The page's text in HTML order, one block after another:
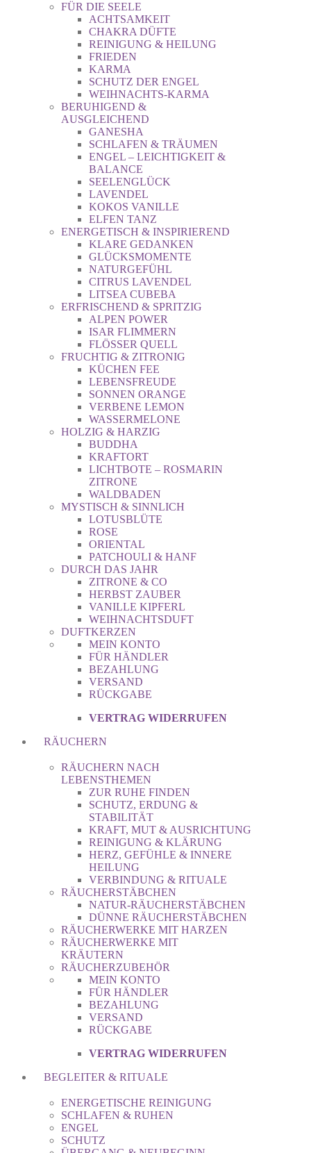
FÜR DIE SEELE
ACHTSAMKEIT
CHAKRA DÜFTE
REINIGUNG & HEILUNG
FRIEDEN
KARMA
SCHUTZ DER ENGEL
WEIHNACHTS-KARMA
BERUHIGEND &
AUSGLEICHEND
GANESHA
SCHLAFEN & TRÄUMEN
ENGEL – LEICHTIGKEIT &
BALANCE
SEELENGLÜCK
LAVENDEL
KOKOS VANILLE
ELFEN TANZ
ENERGETISCH & INSPIRIEREND
KLARE GEDANKEN
GLÜCKSMOMENTE
NATURGEFÜHL
CITRUS LAVENDEL
LITSEA CUBEBA
ERFRISCHEND & SPRITZIG
ALPEN POWER
ISAR FLIMMERN
FLÖSSER QUELL
FRUCHTIG & ZITRONIG
KÜCHEN FEE
LEBENSFREUDE
SONNEN ORANGE
VERBENE LEMON
WASSERMELONE
HOLZIG & HARZIG
BUDDHA
KRAFTORT
LICHTBOTE – ROSMARIN
ZITRONE
WALDBADEN
MYSTISCH & SINNLICH
LOTUSBLÜTE
ROSE
ORIENTAL
PATCHOULI & HANF
DURCH DAS JAHR
ZITRONE & CO
HERBST ZAUBER
VANILLE KIPFERL
WEIHNACHTSDUFT
DUFTKERZEN
MEIN KONTO
FÜR HÄNDLER
BEZAHLUNG
VERSAND
RÜCKGABE
VERTRAG WIDERRUFEN
RÄUCHERN
RÄUCHERN NACH
LEBENSTHEMEN
ZUR RUHE FINDEN
SCHUTZ, ERDUNG &
STABILITÄT
KRAFT, MUT & AUSRICHTUNG
REINIGUNG & KLÄRUNG
HERZ, GEFÜHLE & INNERE
HEILUNG
VERBINDUNG & RITUALE
RÄUCHERSTÄBCHEN
NATUR-RÄUCHERSTÄBCHEN
DÜNNE RÄUCHERSTÄBCHEN
RÄUCHERWERKE MIT HARZEN
RÄUCHERWERKE MIT
KRÄUTERN
RÄUCHERZUBEHÖR
MEIN KONTO
FÜR HÄNDLER
BEZAHLUNG
VERSAND
RÜCKGABE
VERTRAG WIDERRUFEN
BEGLEITER & RITUALE
ENERGETISCHE REINIGUNG
SCHLAFEN & RUHEN
ENGEL
SCHUTZ